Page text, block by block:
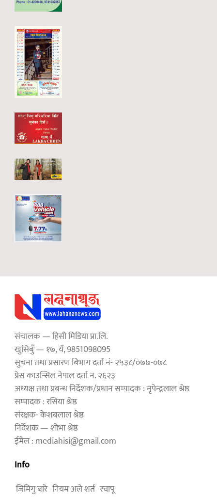
संचालक — हिसी मिडिया प्रा.लि.
खुसिबुँ — १७, येँ, 9851098095
सुचना तथा प्रसारण बिभाग दर्ता नं- २५३८/०७७-०७८
प्रेस काउन्सिल नेपाल दर्ता न. २६२३
अध्यक्ष तथा प्रबन्ध निर्देशक/प्रधान सम्पादक : नृपेन्द्रलाल श्रेष्ठ
सम्पादक : रसिया श्रेष्ठ
संरक्षक- केशबलाल श्रेष्ठ
निर्देशक — शोभा श्रेष्ठ
ईमेल : mediahisi@gmail.com
Info
जिमिगु बारे नियम अले शर्त स्वापू